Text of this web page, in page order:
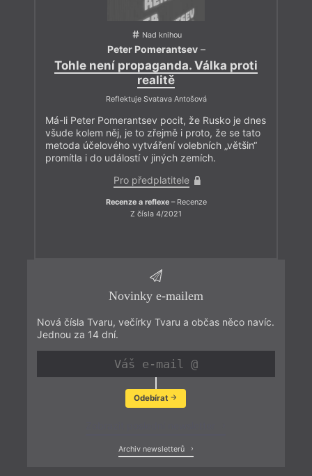
Nad knihou
Peter Pomerantsev–
Tohle není propaganda. Válka proti
realitě
Reflektuje Svatava Antošová
Má-li Peter Pomerantsev pocit, že Rusko je dnes
všude kolem něj, je to zřejmě i proto, že se tato
metoda účelového vytváření volebních „většin“
promítla i do událostí v jiných zemích.
Pro předplatitele
Recenze a reflexe– Recenze
Z čísla 4/2021
Novinky e-mailem
Nová čísla Tvaru, večírky Tvaru a občas něco navíc.
Jednou za 14 dní.
Odebírat
Archiv newsletterů